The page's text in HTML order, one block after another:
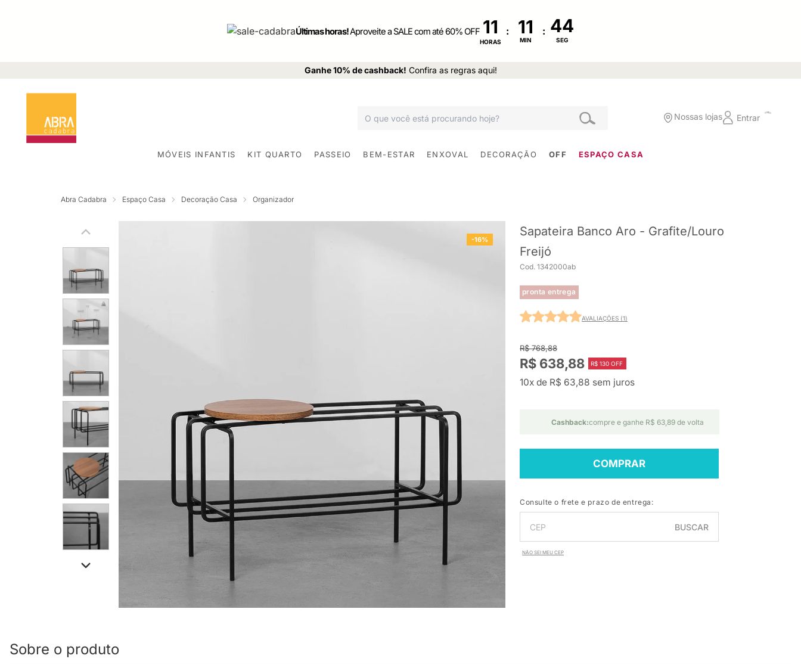
Últimas horas!Aproveite a SALE com até 60% OFF 11
HORAS
:
MIN
:
SEG
Ganhe 10% de cashback! Confira as regras aqui!
Nossas lojas Entrar
MÓVEIS INFANTIS KIT QUARTO PASSEIO BEM-ESTAR ENXOVAL DECORAÇÃO OFF ESPAÇO CASA
Abra Cadabra Espaço Casa Decoração Casa Organizador
-16%
Sapateira Banco Aro - Grafite/Louro
Freijó
Cod. 1342000ab
pronta entrega
AVALIAÇÕES (1)
R$ 768,88
R$ 638,88 R$ 130 OFF
10x de R$ 63,88 sem juros
Cashback:compre e ganhe R$ 63,89 de volta
COMPRAR
Consulte o frete e prazo de entrega:
BUSCAR
NÃO SEI MEU CEP
Sobre o produto